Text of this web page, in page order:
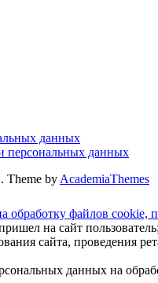
данных
персональных данных
Theme by AcademiaThemes
обработку файлов cookie,
на сайт
сайта, проведения
данных на